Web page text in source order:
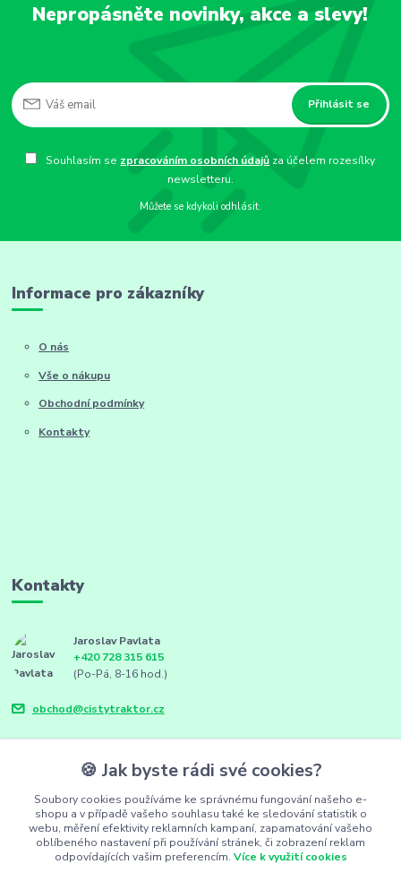
Nepropásněte novinky, akce a slevy!
Přihlásit se
Souhlasím se zpracováním osobních údajů za účelem rozesílky
newsletteru.
Můžete se kdykoli odhlásit.
Informace pro zákazníky
O nás
Vše o nákupu
Obchodní podmínky
Kontakty
Kontakty
Jaroslav Pavlata
+420 728 315 615
(Po-Pá, 8-16 hod.)
obchod@cistytraktor.cz
🍪 Jak byste rádi své cookies?
Soubory cookies používáme ke správnému fungování našeho e-
shopu a v případě vašeho souhlasu také ke sledování statistik o
webu, měření efektivity reklamních kampaní, zapamatování vašeho
oblíbeného nastavení při používání stránek, či zobrazení reklam
odpovídajících vašim preferencím. Více k využití cookies